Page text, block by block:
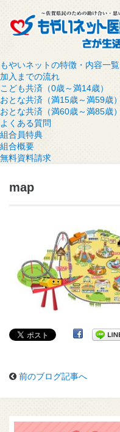
もやいネットの特徴・内容一覧
加入までの流れ
こども共済（0歳～満14歳）
おとな共済（満15歳～満59歳）
おとな共済（満60歳～満85歳）
よくある質問
組合員特典
組合概要
無料資料請求
map
前のブログ記事へ